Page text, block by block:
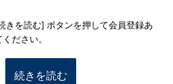
きを読む] ボタンを押して会員登録あ
ださい。
続きを読む